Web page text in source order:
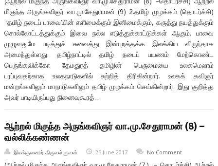
மிகுந்த அருங்கவிஞர் வா.மு.சேதுராமன் (9) 2.தமிழ் முழக்கம் (தொடர்ச்சி)
‘தமிழ் நடைப் பாவை’யின் எளிமைக்கும் இனிமைக்கும், கருத்து நயத்துக்கும்
சொல்லோட்டத்துக்கும் இவை நல்ல எடுத்துக்காட்டுக்கள் ஆகும். பாவை
முழுவதுமே படித்துச் சுவைத்து இன்புறத்தக்க இலக்கிய விருந்தாக
அமைந்துள்ளது. தமிழ்நாட்டில் தமிழ் நடைப் பயணம் மேற்கொண்ட
பெருங்கவிக்கோ தேமதுரத் தமிழின் பெருமையை உலகமெலாம்
பரப்புவதற்காக உலகநாடுகளில் சுற்றித் திரிகின்றார். உலகக் கவிஞர்
மன்றங்களிலும் மாநாடுகளிலும் தமிழ் முழக்கம் செய்கின்றார். இது குறித்து
அவர் பாடியிருப்பது நினைவுகூரத்…
ஆற்றல் மிகுந்த அருங்கவிஞர் வா.மு.சேதுராமன் (8) –
வல்லிக்கண்ணன்
இலக்குவனார் திருவள்ளுவன் 25 June 2017 No Comment